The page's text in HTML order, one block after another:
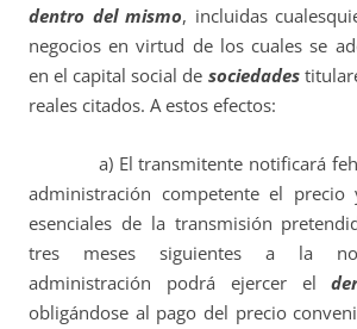
dentro del mismo, incluidas
negocios en virtud de los cuales se
en el capital social de sociedades
reales citados. A estos efectos:
a) El transmitente notificará
administración competente el precio
esenciales de la transmisión
tres meses siguientes a la
administración podrá ejercer el
obligándose al pago del precio